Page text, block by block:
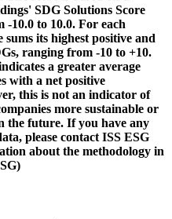
SDG Solutions Score
-10.0 to 10.0. For each
its highest positive and
ranging from -10 to +10.
a greater average
with a net positive
this is not an indicator of
more sustainable or
the future. If you have any
please contact ISS ESG
about the methodology in